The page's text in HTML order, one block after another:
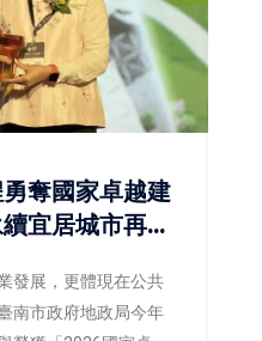
奪國家卓越建
宜居城市再獲
發展，更體現在公共
南市政府地政局今年